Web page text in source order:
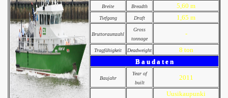
Breite Breadth 5,60 m
Tiefgang Draft 1,65 m
Bruttoraumzahl
Gross
tonnage
-
Tragfähigkeit Deadweight
8 ton
B a u d a t e n
Baujahr
Year of
built
2011
Uusikaupunki